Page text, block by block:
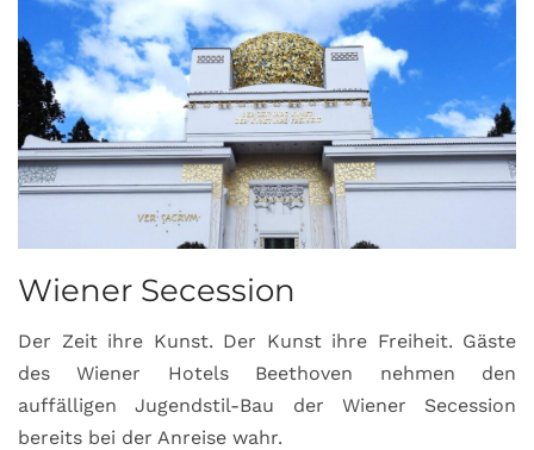
Wiener Secession
Der Zeit ihre Kunst. Der Kunst ihre Freiheit. Gäste
des Wiener Hotels Beethoven nehmen den
auffälligen Jugendstil-Bau der Wiener Secession
bereits bei der Anreise wahr.